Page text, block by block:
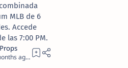
MLB de 6
Accede
las 7:00 PM.
2 months ago 4